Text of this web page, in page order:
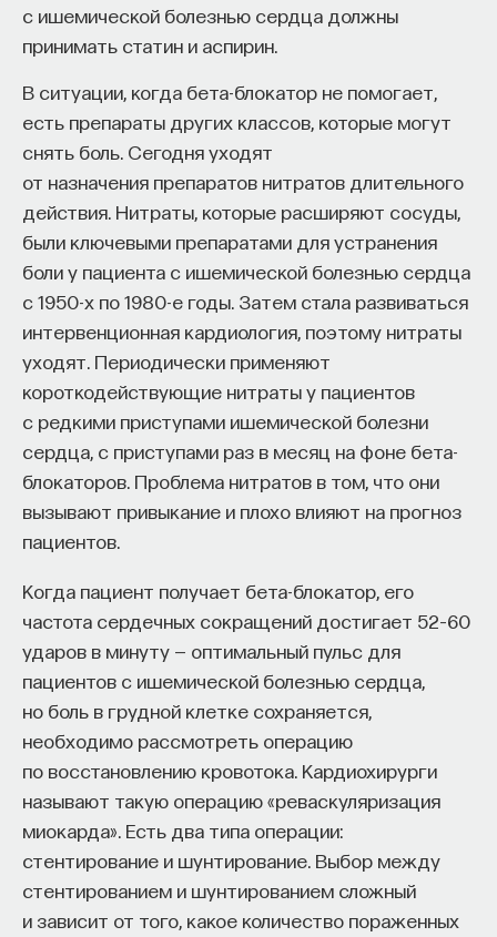
с ишемической болезнью сердца должны
принимать статин и аспирин.
В ситуации, когда бета-блокатор не помогает,
есть препараты других классов, которые могут
снять боль. Сегодня уходят
от назначения препаратов нитратов длительного
действия. Нитраты, которые расширяют сосуды,
были ключевыми препаратами для устранения
боли у пациента с ишемической болезнью сердца
с 1950-х по 1980-е годы. Затем стала развиваться
интервенционная кардиология, поэтому нитраты
уходят. Периодически применяют
короткодействующие нитраты у пациентов
с редкими приступами ишемической болезни
сердца, с приступами раз в месяц на фоне бета-
блокаторов. Проблема нитратов в том, что они
вызывают привыкание и плохо влияют на прогноз
пациентов.
Когда пациент получает бета-блокатор, его
частота сердечных сокращений достигает 52–60
ударов в минуту — оптимальный пульс для
пациентов с ишемической болезнью сердца,
но боль в грудной клетке сохраняется,
необходимо рассмотреть операцию
по восстановлению кровотока. Кардиохирурги
называют такую операцию «реваскуляризация
миокарда». Есть два типа операции:
стентирование и шунтирование. Выбор между
стентированием и шунтированием сложный
и зависит от того, какое количество пораженных